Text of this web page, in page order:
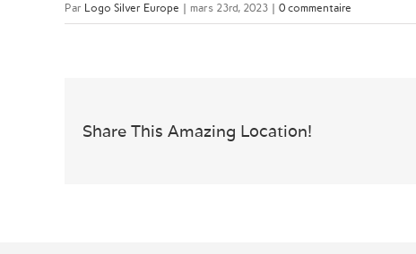
Par Logo Silver Europe | mars 23rd, 2023 | 0 commentaire
Share This Amazing Location!